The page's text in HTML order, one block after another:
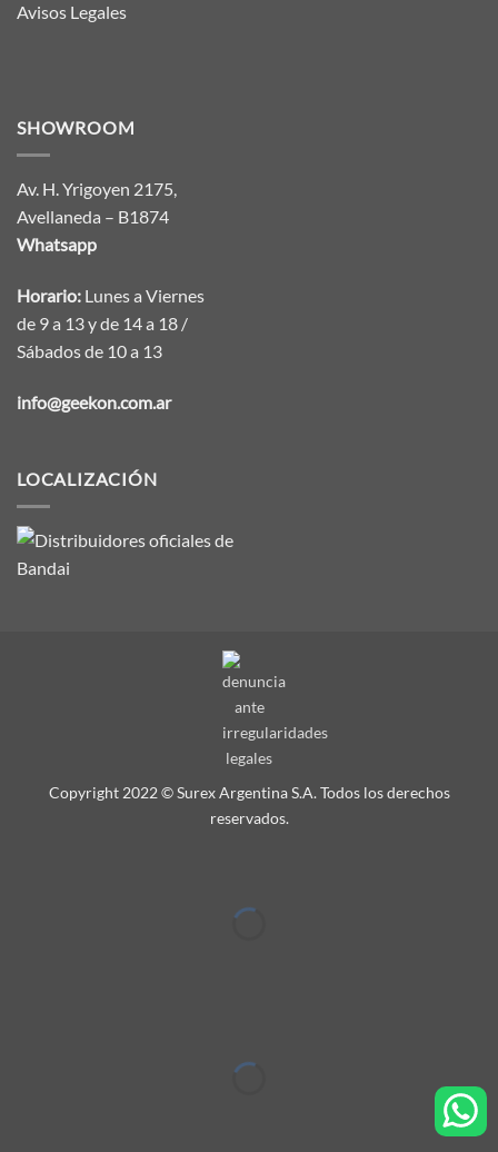
Avisos Legales
SHOWROOM
Av. H. Yrigoyen 2175,
Avellaneda – B1874
Whatsapp
Horario: Lunes a Viernes
de 9 a 13 y de 14 a 18 /
Sábados de 10 a 13
info@geekon.com.ar
LOCALIZACIÓN
Copyright 2022 © Surex Argentina S.A. Todos los derechos
reservados.